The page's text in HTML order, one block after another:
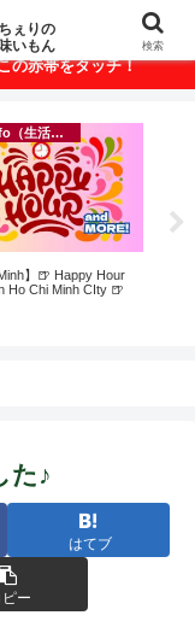
が満載！
の赤帯をタッチ！
ちぇり info（生活情報）
】🍺 Happy Hour
Ho Chi Minh CIty 🍺
た♪
はてブ
ピー
ぇりの
いもん
検索